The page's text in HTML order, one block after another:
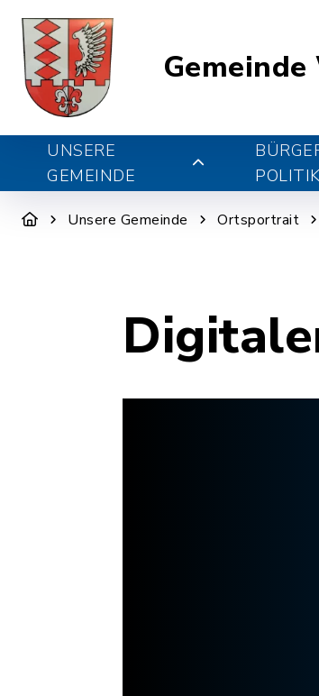
UNSERE
GEMEINDE
POLITIK
Unsere Gemeinde Ortsportrait